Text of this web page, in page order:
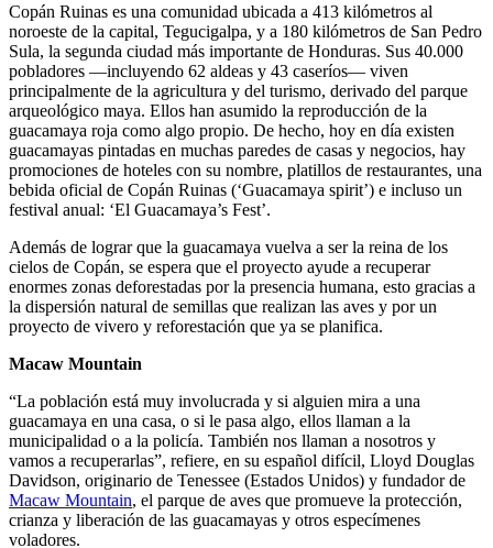
Copán Ruinas es una comunidad ubicada a 413 kilómetros al
noroeste de la capital, Tegucigalpa, y a 180 kilómetros de San Pedro
Sula, la segunda ciudad más importante de Honduras. Sus 40.000
pobladores —incluyendo 62 aldeas y 43 caseríos— viven
principalmente de la agricultura y del turismo, derivado del parque
arqueológico maya. Ellos han asumido la reproducción de la
guacamaya roja como algo propio. De hecho, hoy en día existen
guacamayas pintadas en muchas paredes de casas y negocios, hay
promociones de hoteles con su nombre, platillos de restaurantes, una
bebida oficial de Copán Ruinas (‘Guacamaya spirit’) e incluso un
festival anual: ‘El Guacamaya’s Fest’.
Además de lograr que la guacamaya vuelva a ser la reina de los
cielos de Copán, se espera que el proyecto ayude a recuperar
enormes zonas deforestadas por la presencia humana, esto gracias a
la dispersión natural de semillas que realizan las aves y por un
proyecto de vivero y reforestación que ya se planifica.
Macaw Mountain
“La población está muy involucrada y si alguien mira a una
guacamaya en una casa, o si le pasa algo, ellos llaman a la
municipalidad o a la policía. También nos llaman a nosotros y
vamos a recuperarlas”, refiere, en su español difícil, Lloyd Douglas
Davidson, originario de Tenessee (Estados Unidos) y fundador de
Macaw Mountain, el parque de aves que promueve la protección,
crianza y liberación de las guacamayas y otros especímenes
voladores.